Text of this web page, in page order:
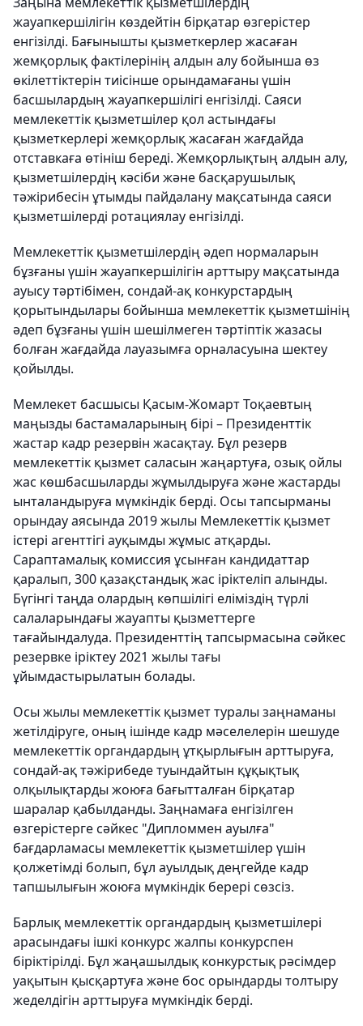
жауапкершілігін көздейтін бірқатар өзгерістер
енгізілді. Бағынышты қызметкерлер жасаған
жемқорлық фактілерінің алдын алу бойынша өз
өкілеттіктерін тиісінше орындамағаны үшін
басшылардың жауапкершілігі енгізілді. Саяси
мемлекеттік қызметшілер қол астындағы
қызметкерлері жемқорлық жасаған жағдайда
отставкаға өтініш береді. Жемқорлықтың алдын алу,
қызметшілердің кәсіби және басқарушылық
тәжірибесін ұтымды пайдалану мақсатында саяси
қызметшілерді ротациялау енгізілді.
Мемлекеттік қызметшілердің әдеп нормаларын
бұзғаны үшін жауапкершілігін арттыру мақсатында
ауысу тәртібімен, сондай-ақ конкурстардың
қорытындылары бойынша мемлекеттік қызметшінің
әдеп бұзғаны үшін шешілмеген тәртіптік жазасы
болған жағдайда лауазымға орналасуына шектеу
қойылды.
Мемлекет басшысы Қасым-Жомарт Тоқаевтың
маңызды бастамаларының бірі – Президенттік
жастар кадр резервін жасақтау. Бұл резерв
мемлекеттік қызмет саласын жаңартуға, озық ойлы
жас көшбасшыларды жұмылдыруға және жастарды
ынталандыруға мүмкіндік берді. Осы тапсырманы
орындау аясында 2019 жылы Мемлекеттік қызмет
істері агенттігі ауқымды жұмыс атқарды.
Сараптамалық комиссия ұсынған кандидаттар
қаралып, 300 қазақстандық жас іріктеліп алынды.
Бүгінгі таңда олардың көпшілігі еліміздің түрлі
салаларындағы жауапты қызметтерге
тағайындалуда. Президенттің тапсырмасына сәйкес
резервке іріктеу 2021 жылы тағы
ұйымдастырылатын болады.
Осы жылы мемлекеттік қызмет туралы заңнаманы
жетілдіруге, оның ішінде кадр мәселелерін шешуде
мемлекеттік органдардың ұтқырлығын арттыруға,
сондай-ақ тәжірибеде туындайтын құқықтық
олқылықтарды жоюға бағытталған бірқатар
шаралар қабылданды. Заңнамаға енгізілген
өзгерістерге сәйкес "Дипломмен ауылға"
бағдарламасы мемлекеттік қызметшілер үшін
қолжетімді болып, бұл ауылдық деңгейде кадр
тапшылығын жоюға мүмкіндік берері сөзсіз.
Барлық мемлекеттік органдардың қызметшілері
арасындағы ішкі конкурс жалпы конкурспен
біріктірілді. Бұл жаңашылдық конкурстық рәсімдер
уақытын қысқартуға және бос орындарды толтыру
жеделдігін арттыруға мүмкіндік берді.